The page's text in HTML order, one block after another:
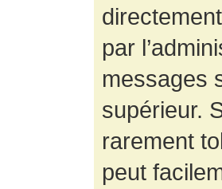
par
messages
supérieur.
rarement
peut